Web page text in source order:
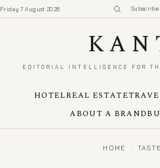
Friday 7 August 2026 Subscribe
EDITORIAL INTELLIGENCE FOR
HOTELREAL ESTATE
ABOUT A BRAND
HOME ·TASTE